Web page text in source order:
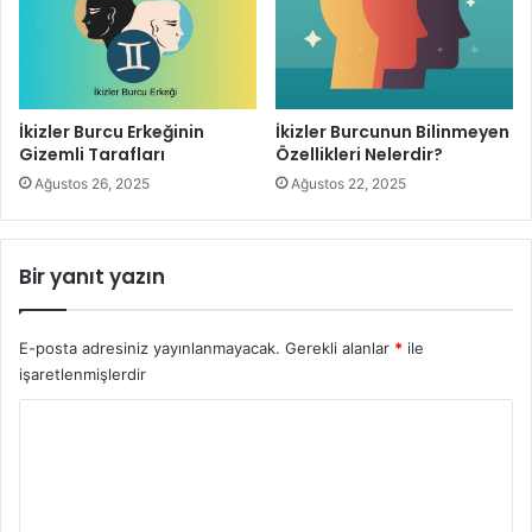
İkizler Burcu Kadını ve Erkeğinin Haftalık Burç Yorumu
Yorumu
İkizler Burcu Erkeğinin
Gizemli Tarafları
Ağustos 26, 2025
İkizler Burcunun Bilinmeyen
Özellikleri Nelerdir?
Ağustos 22, 2025
Bir yanıt yazın
E-posta adresiniz yayınlanmayacak. Gerekli alanlar * ile
işaretlenmişlerdir